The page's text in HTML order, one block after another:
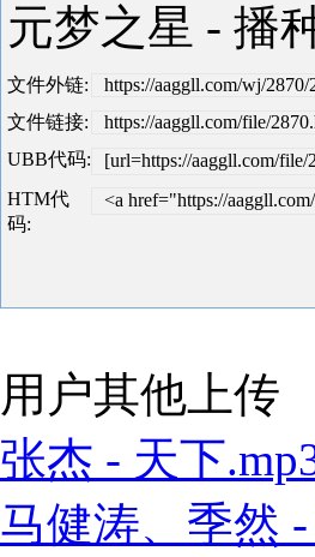
元梦之星 - 播
文件外链:
https://aaggll.com/wj/
文件链接:
https://aaggll.com/file/
UBB代码:
[url=https://aaggll.com/
HTM代
码:
<a href="https://
用户其他上传
张杰 - 天下
马健涛、季然